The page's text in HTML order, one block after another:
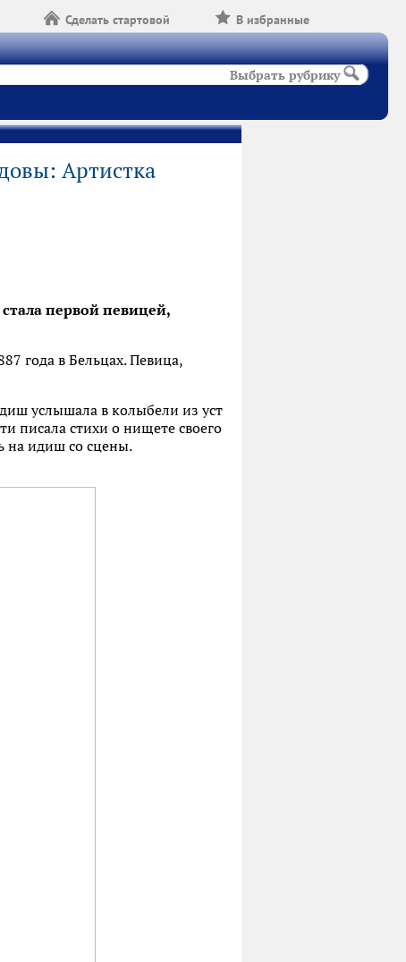
В избранные
Сделать стартовой
Выбрать рубрику
Артистка
первой певицей,
года в Бельцах. Певица,
услышала в колыбели из уст
писала стихи о нищете своего
петь на идиш со сцены.